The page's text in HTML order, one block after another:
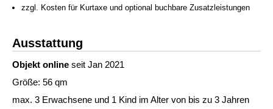
zzgl. Kosten für Kurtaxe und optional buchbare Zusatzleistungen
Ausstattung
Objekt online seit Jan 2021
Größe: 56 qm
max. 3 Erwachsene und 1 Kind im Alter von bis zu 3 Jahren